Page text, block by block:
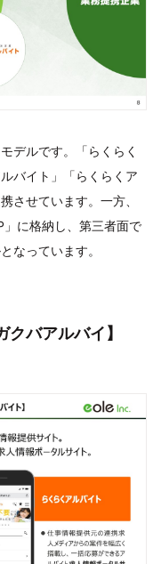
デルです。「らくらく
バイト」「らくらくア
させています。一方、
に格納し、第三者面で
なっています。
バアルバイ】